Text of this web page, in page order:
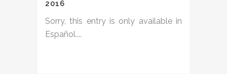
2016
Sorry, this entry is only available in
Español....